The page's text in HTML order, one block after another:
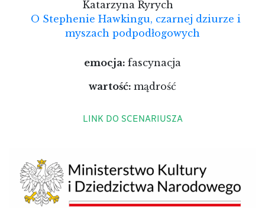
Katarzyna Ryrych
O Stephenie Hawkingu, czarnej dziurze i
myszach podpodłogowych
emocja: fascynacja
wartość: mądrość
LINK DO SCENARIUSZA